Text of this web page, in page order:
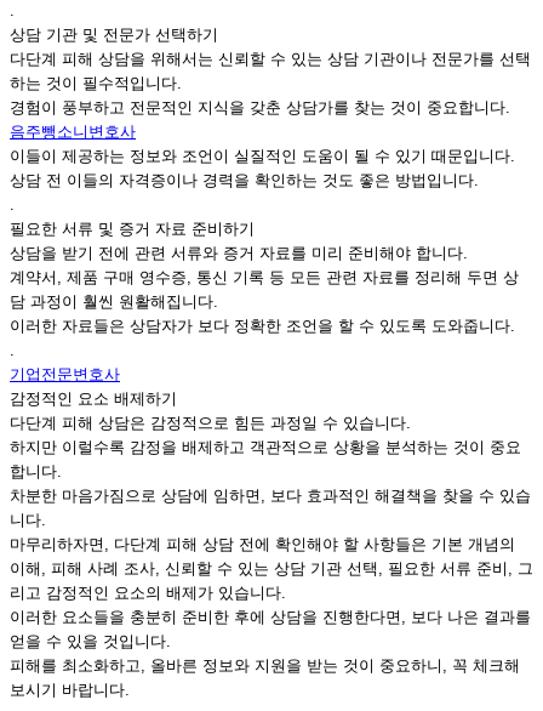
.
상담 기관 및 전문가 선택하기
다단계 피해 상담을 위해서는 신뢰할 수 있는 상담 기관이나 전문가를 선택
하는 것이 필수적입니다.
경험이 풍부하고 전문적인 지식을 갖춘 상담가를 찾는 것이 중요합니다.
음주뺑소니변호사
이들이 제공하는 정보와 조언이 실질적인 도움이 될 수 있기 때문입니다.
상담 전 이들의 자격증이나 경력을 확인하는 것도 좋은 방법입니다.
.
필요한 서류 및 증거 자료 준비하기
상담을 받기 전에 관련 서류와 증거 자료를 미리 준비해야 합니다.
계약서, 제품 구매 영수증, 통신 기록 등 모든 관련 자료를 정리해 두면 상
담 과정이 훨씬 원활해집니다.
이러한 자료들은 상담자가 보다 정확한 조언을 할 수 있도록 도와줍니다.
.
기업전문변호사
감정적인 요소 배제하기
다단계 피해 상담은 감정적으로 힘든 과정일 수 있습니다.
하지만 이럴수록 감정을 배제하고 객관적으로 상황을 분석하는 것이 중요
합니다.
차분한 마음가짐으로 상담에 임하면, 보다 효과적인 해결책을 찾을 수 있습
니다.
마무리하자면, 다단계 피해 상담 전에 확인해야 할 사항들은 기본 개념의
이해, 피해 사례 조사, 신뢰할 수 있는 상담 기관 선택, 필요한 서류 준비, 그
리고 감정적인 요소의 배제가 있습니다.
이러한 요소들을 충분히 준비한 후에 상담을 진행한다면, 보다 나은 결과를
얻을 수 있을 것입니다.
피해를 최소화하고, 올바른 정보와 지원을 받는 것이 중요하니, 꼭 체크해
보시기 바랍니다.